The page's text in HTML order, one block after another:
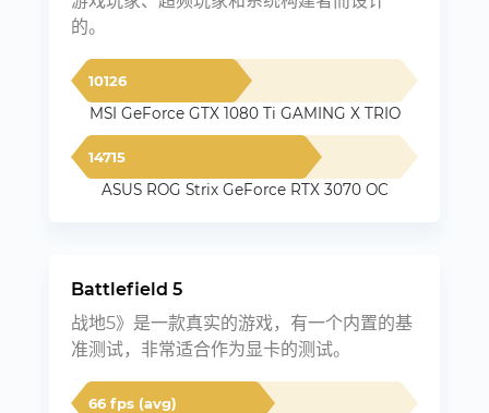
的。
10126
MSI GeForce GTX 1080 Ti GAMING X TRIO
14715
ASUS ROG Strix GeForce RTX 3070 OC
Battlefield 5
战地5》是一款真实的游戏，有一个内置的基
准测试，非常适合作为显卡的测试。
66 fps (avg)